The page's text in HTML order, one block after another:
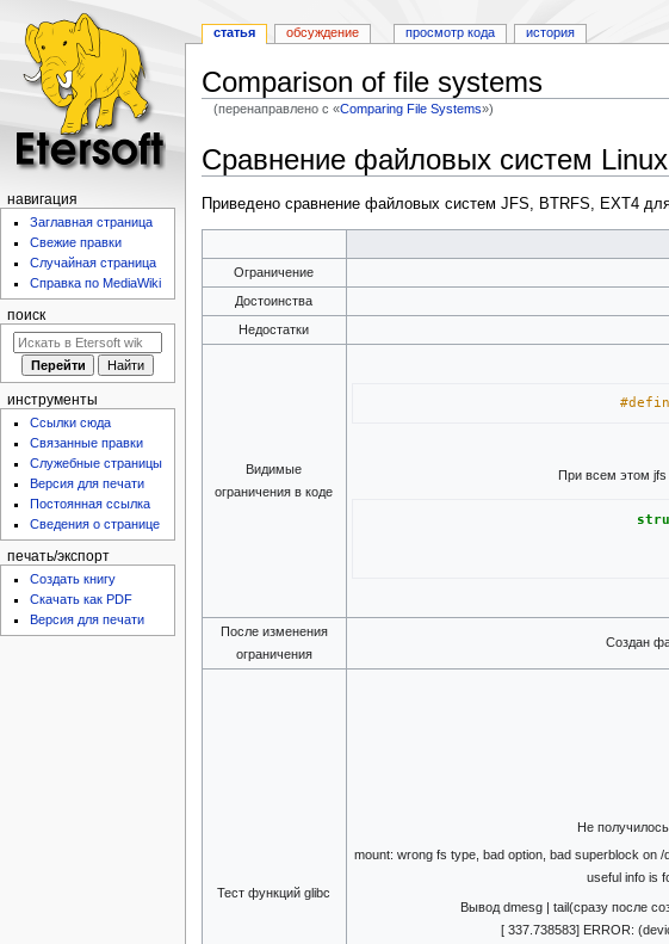
Comparison of file systems
(перенаправлено с «Comparing File Systems»)
ккСравнение файловых систем Linux
Приведено сравнение файловых систем JFS, BTRFS, EXT4
Ограничение
Достоинства
Недостатки
Видимые
ограничения в коде
При всем этом jfs
После изменения
ограничения
Создан
Тест функций glibc
Не
mount: wrong fs type, bad option, bad superblock on
useful info is
Вывод dmesg | tail(сразу после
[ 337.738583] ERROR:
статья обсуждение просмотр кода история
навигация
Заглавная страница
Свежие правки
Случайная страница
Справка по MediaWiki
поиск
инструменты
Ссылки сюда
Связанные правки
Служебные страницы
Версия для печати
Постоянная ссылка
Сведения о странице
печать/экспорт
Создать книгу
Скачать как PDF
Версия для печати